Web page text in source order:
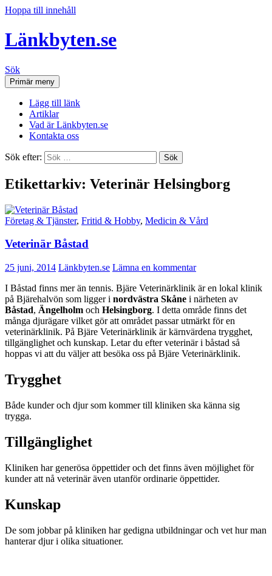
Hoppa till innehåll
Länkbyten.se
Sök
Primär meny
Lägg till länk
Artiklar
Vad är Länkbyten.se
Kontakta oss
Sök efter:
Etikettarkiv: Veterinär Helsingborg
Företag & Tjänster, Fritid & Hobby, Medicin & Vård
Veterinär Båstad
25 juni, 2014 Länkbyten.se Lämna en kommentar
I Båstad finns mer än tennis. Bjäre Veterinärklinik är en lokal klinik
på Bjärehalvön som ligger i nordvästra Skåne i närheten av
Båstad, Ängelholm och Helsingborg. I detta område finns det
många djurägare vilket gör att området passar utmärkt för en
veterinärklinik. På Bjäre Veterinärklinik är kärnvärdena trygghet,
tillgänglighet och kunskap. Letar du efter veterinär i båstad så
hoppas vi att du väljer att besöka oss på Bjäre Veterinärklinik.
Trygghet
Både kunder och djur som kommer till kliniken ska känna sig
trygga.
Tillgänglighet
Kliniken har generösa öppettider och det finns även möjlighet för
kunder att nå veterinär även utanför ordinarie öppettider.
Kunskap
De som jobbar på kliniken har gedigna utbildningar och vet hur man
hanterar djur i olika situationer.